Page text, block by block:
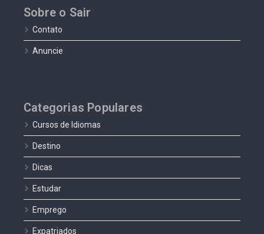
Sobre o Sair
Contato
Anuncie
Categorias Populares
Cursos de Idiomas
Destino
Dicas
Estudar
Emprego
Expatriados